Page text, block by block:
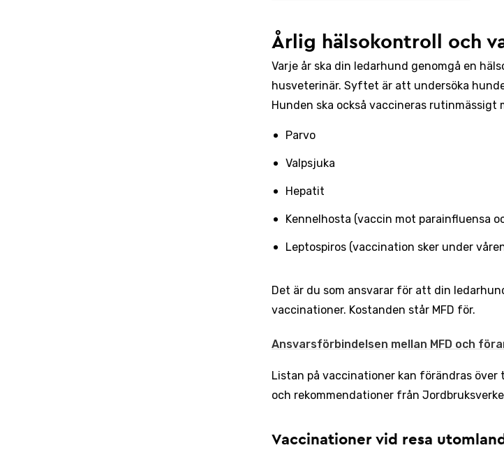
Årlig hälsokontroll och
Varje år ska din ledarhund genomgå en
husveterinär. Syftet är att undersöka
Hunden ska också vaccineras rutinmässigt
Parvo
Valpsjuka
Hepatit
Kennelhosta (vaccin mot parainfluensa
Leptospiros (vaccination sker under
Det är du som ansvarar för att din
vaccinationer. Kostanden står MFD för.
Ansvarsförbindelsen mellan MFD och
Listan på vaccinationer kan förändras
och rekommendationer från
Vaccinationer vid resa